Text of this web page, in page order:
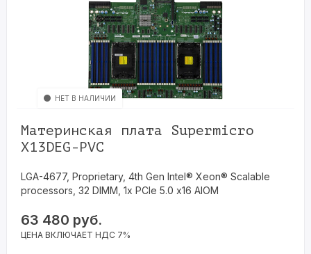
НЕТ В НАЛИЧИИ
Материнская плата Supermicro
X13DEG-PVC
LGA-4677, Proprietary, 4th Gen Intel® Xeon® Scalable
processors, 32 DIMM, 1x PCIe 5.0 x16 AIOM
63 480 руб.
ЦЕНА ВКЛЮЧАЕТ НДС 7%